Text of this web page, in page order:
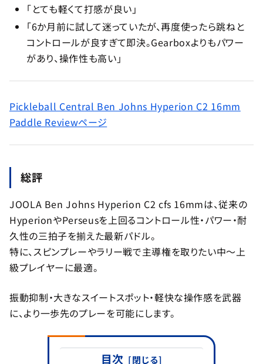
「とても軽くて打感が良い」
「6か月前に試して迷っていたが、再度使ったら跳ねと
コントロールが良すぎて即決。Gearboxよりもパワー
があり、操作性も高い」
Pickleball Central Ben Johns Hyperion C2 16mm
Paddle Reviewページ
総評
JOOLA Ben Johns Hyperion C2 cfs 16mmは、従来の
HyperionやPerseusを上回るコントロール性・パワー・耐
久性の三拍子を揃えた最新パドル。
特に、スピンプレーやラリー戦で主導権を取りたい中〜上
級プレイヤーに最適。
振動抑制・大きなスイートスポット・軽快な操作感を武器
に、より一歩先のプレーを可能にします。
目次